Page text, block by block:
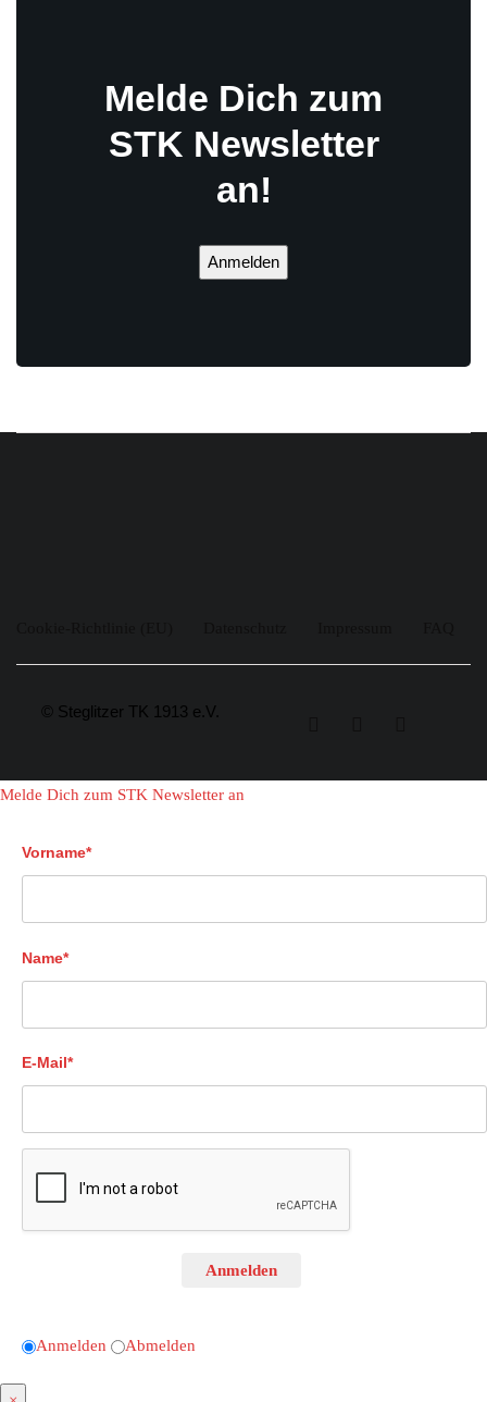
Melde Dich zum
STK Newsletter
an!
Anmelden
© Steglitzer TK 1913 e.V.
Melde Dich zum STK Newsletter an
Vorname*
Name*
E-Mail*
Anmelden
Anmelden Abmelden